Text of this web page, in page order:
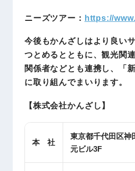
ニーズツアー： https://
今後もかんざしはより良い
つとめるとともに、観光関
関係者などとも連携し、「
に取り組んでまいります。
【株式会社かんざし】
本 社
東京都千代田区神
元ビル3F